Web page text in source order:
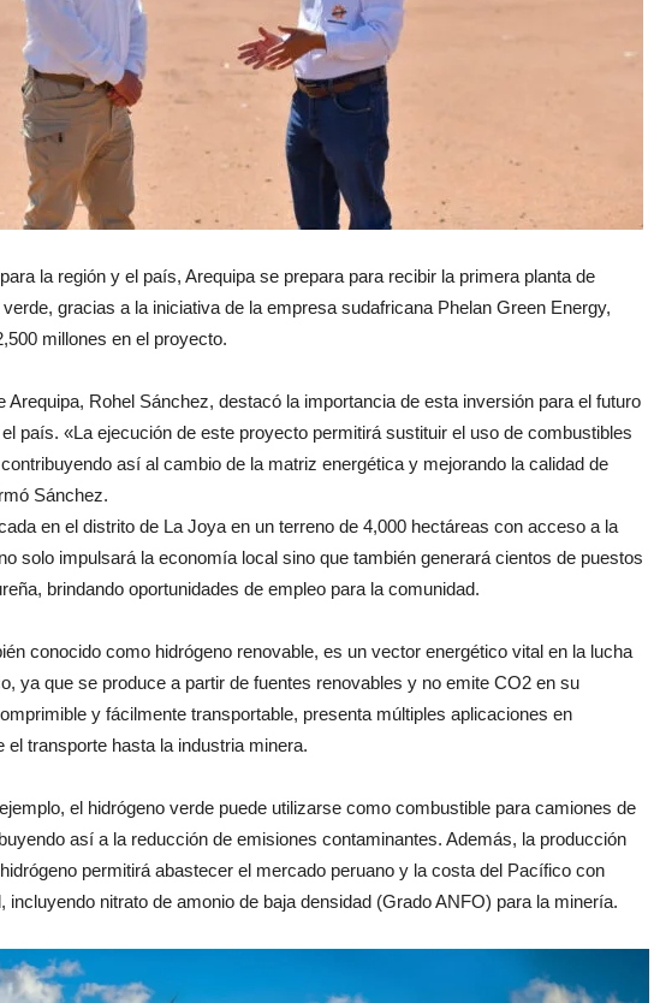
la región y el país, Arequipa se prepara para recibir la primera planta de
gracias a la iniciativa de la empresa sudafricana Phelan Green Energy,
millones en el proyecto.
Arequipa, Rohel Sánchez, destacó la importancia de esta inversión para el futuro
país. «La ejecución de este proyecto permitirá sustituir el uso de combustibles
así al cambio de la matriz energética y mejorando la calidad de
Sánchez.
en el distrito de La Joya en un terreno de 4,000 hectáreas con acceso a la
solo impulsará la economía local sino que también generará cientos de puestos
brindando oportunidades de empleo para la comunidad.
conocido como hidrógeno renovable, es un vector energético vital en la lucha
ya que se produce a partir de fuentes renovables y no emite CO2 en su
y fácilmente transportable, presenta múltiples aplicaciones en
transporte hasta la industria minera.
el hidrógeno verde puede utilizarse como combustible para camiones de
así a la reducción de emisiones contaminantes. Además, la producción
permitirá abastecer el mercado peruano y la costa del Pacífico con
incluyendo nitrato de amonio de baja densidad (Grado ANFO) para la minería.